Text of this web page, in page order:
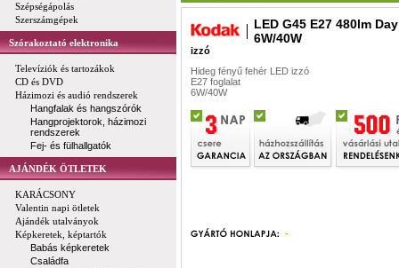
Szépségápolás
Szerszámgépek
Szórakoztató elektronika
Televíziók és tartozákok
CD és DVD
Házimozi és audió rendszerek
Hangfalak és hangszórók
Hangprojektorok, házimozi
rendszerek
Fej- és fülhallgatók
AJÁNDÉK ÖTLETEK
KARÁCSONY
Valentin napi ötletek
Ajándék utalványok
Képkeretek, képtartók
Babás képkeretek
Családfa
LED G45 E27 480lm
6W/40W
izzó
Hideg fényű fehér LED izzó
E27 foglalat
6W/40W
-